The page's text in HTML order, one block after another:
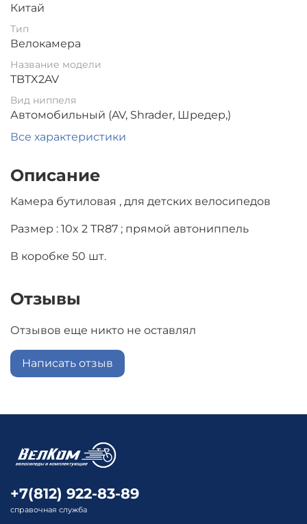
Китай
Тип
Велокамера
Название модели
TBTX2AV
Вид ниппеля
Автомобильный (AV, Shrader, Шредер,)
Все характеристики
Описание
Камера бутиловая , для детских велосипедов
Размер : 10x 2 TR87 ; прямой автониппель
В коробке 50 шт.
Отзывы
Отзывов еще никто не оставлял
Написать отзыв
+7(812) 922-83-89
справочная служба